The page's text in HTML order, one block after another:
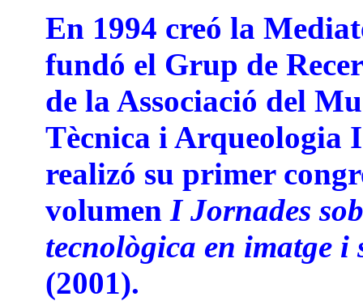
En 1994 creó la
fundó el Grup de
de la Associació del
Tècnica i Arqueologia
realizó su primer
volumen I Jornades
tecnològica en imatge i
(2001).